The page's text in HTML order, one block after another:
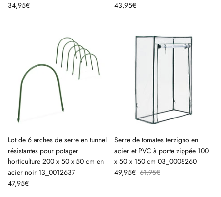
34,95€
43,95€
Lot de 6 arches de serre en tunnel
résistantes pour potager
horticulture 200 x 50 x 50 cm en
acier noir 13_0012637
47,95€
Serre de tomates terzigno en
acier et PVC à porte zippée 100
x 50 x 150 cm 03_0008260
49,95€ 61,95€